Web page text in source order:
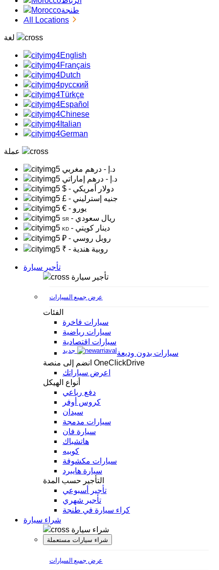
طنجة
All Locations
English
Français
Dutch
русский
Türkçe
Español
Chinese
Italian
German
د.إ - درهم مغربي
د.إ - درهم إماراتي
$
- دولار أمريكي
£
- جنيه إسترليني
€
- يورو
SR - ريال سعودي
KD
- دينار كويتي
₽
- روبل روسي
₹
- روبية هندية
تأجير سيارة
تأجير سيارة
عرض جميع السيارات
الفئات
سيارات فاخرة
سيارات رياضية
سيارات اقتصادية
سيارات بدون وديعة
جديد
انضم إلى منصة OneClickDrive
اعرض سياراتك
أنواع الهيكل
دفع رباعي
كروس أوفر
سيدان
سيارات مدمجة
سيارة فان
هاتشباك
كوبيه
سيارات مكشوفة
سيارة هايبرد
التأجير حسب المدة
تأجير أسبوعي
تأجير شهري
كراء سيارة في طنجة
شراء سيارة
شراء سيارة
شراء سيارات مستعملة
عرض جميع السيارات